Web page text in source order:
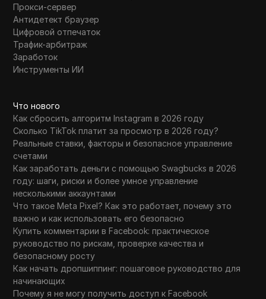
Прокси-сервер
Антидетект браузер
Цифровой отпечаток
Трафик-арбитраж
Заработок
Инструменты ИИ
Что нового
Как сбросить алгоритм Instagram в 2026 году
Сколько TikTok платит за просмотр в 2026 году?
Реальные ставки, факторы и безопасное управление
счетами
Как заработать деньги с помощью Swagbucks в 2026
году: шаги, риски и более умное управление
несколькими аккаунтами
Что такое Meta Pixel? Как это работает, почему это
важно и как использовать его безопасно
Купить комментарии в Facebook: практическое
руководство по рискам, проверке качества и
безопасному росту
Как начать дропшиппинг: пошаговое руководство для
начинающих
Почему я не могу получить доступ к Facebook